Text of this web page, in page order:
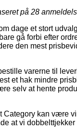
på 28
dage et stort
gå forbi efter
den mest
varerne til
et hak mindre
selv at hente
Category kan være
at vi